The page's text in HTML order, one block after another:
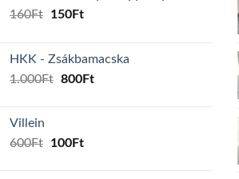
160Ft
Original
160Ft.
150FtCurrent
150Ft.
HKK - Zsákbamacska
1.000Ft Original
800FtCurrent
Villein
600Ft
Original
100FtCurrent